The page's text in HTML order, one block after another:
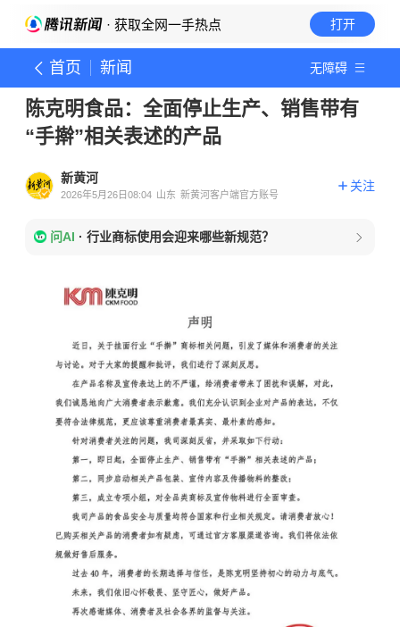
· 获取全网一手热点 打开
首页 新闻 无障碍
陈克明食品：全面停止生产、销售带有
“手擀”相关表述的产品
新黄河
2026年5月26日08:04 山东 新黄河客户端官方账号
关注
问AI · 行业商标使用会迎来哪些新规范？